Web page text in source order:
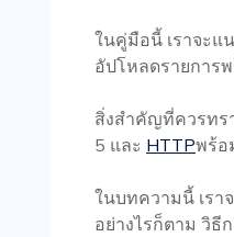
ในคู่มือนี้ เราจะ
อัปโหลดรายการ
สิ่งสำคัญที่ควรทร
5 และ HTTPพร้อ
ในบทความนี้ เรา
อย่างไรก็ตาม วิธี